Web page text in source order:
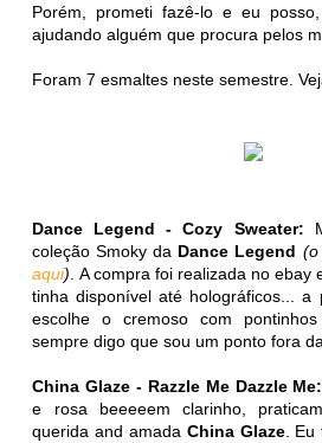
Porém, prometi fazê-lo e eu
ajudando alguém que procura pelos
Foram 7 esmaltes neste semestre.
Dance Legend - Cozy Sweater:
coleção Smoky da Dance Legend (o
aqui) . A compra foi realizada no
tinha disponível até holográficos... a
escolhe o cremoso com
sempre digo que sou um ponto fora
China Glaze - Razzle Me Dazzle
e rosa beeeeem clarinho,
querida and amada China Glaze. Eu